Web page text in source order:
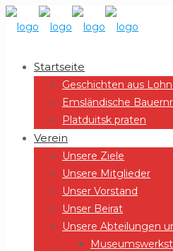
Startseite
Geschichten aus
Emsländische
Platduitsk praten
Verein
Unsere Ziele
Unsere Mitglieder
Unser Vorstand
Unser Beirat
Unsere Abteilungen